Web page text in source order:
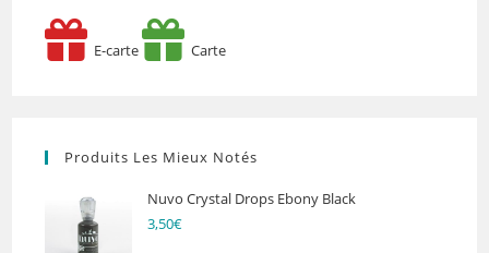
E-carte Carte
Produits Les Mieux Notés
Nuvo Crystal Drops Ebony Black
3,50€